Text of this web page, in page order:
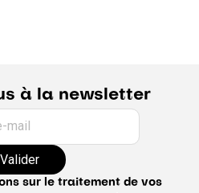
à la newsletter
mail
Valider
sur le traitement de vos